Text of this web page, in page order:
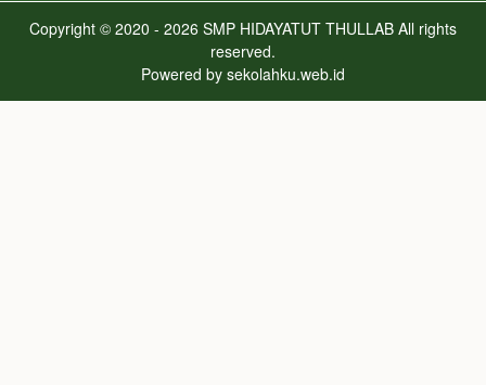
Copyright © 2020 - 2026 SMP HIDAYATUT THULLAB All rights
reserved.
Powered by sekolahku.web.id